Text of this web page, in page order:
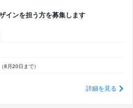
インを担う方を募集します
（8月20日まで）
詳細を見る